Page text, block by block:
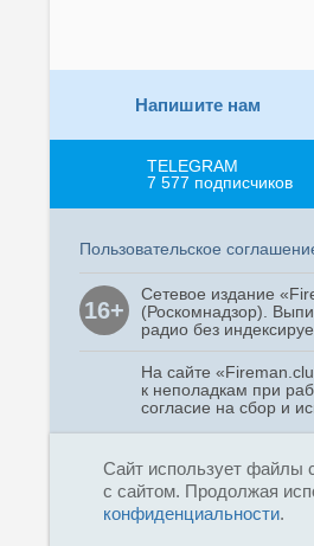
Напишите нам
TELEGRAM
7 577 подписчиков
Пользовательское
16+
Сетевое издание
(Роскомнадзор).
радио без
На сайте
к неполадкам при
согласие на сбор и
Copyright © 2015 - 2026
«Fireman.club»
Сайт использует файлы
с сайтом. Продолжая
конфиденциальности.